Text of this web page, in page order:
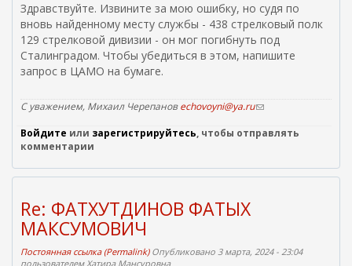
Здравствуйте. Извините за мою ошибку, но судя по
вновь найденному месту службы - 438 стрелковый полк
129 стрелковой дивизии - он мог погибнуть под
Сталинградом. Чтобы убедиться в этом, напишите
запрос в ЦАМО на бумаге.
С уважением, Михаил Черепановechovoyni@ya.ru(
с
к
т
Войдите или зарегистрируйтесь, чтобы отправлять
комментарии
Re: ФАТХУТДИНОВ ФАТЫХ
МАКСУМОВИЧ
Постоянная ссылка (Permalink)Опубликовано 3 марта, 2024 - 23:04
пользователемХатира Мансуровна